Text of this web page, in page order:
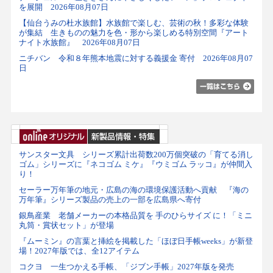
を展開 2026年08月07日
【仙台うみの杜水族館】水族館で楽しむ、芸術の秋！多彩な体験
が集結 生きものの魅力を色・形から楽しめる特別空間『アート
ナイト水族館』 2026年08月07日
ニチバン 令和８年熊本地震に対する義援金 寄付 2026年08月07
日
サンスター文具 シリーズ累計出荷数200万個突破の「育てる消し
ゴム」シリーズに『ネコゴム ミケ』『ウミゴム ラッコ』が仲間入
り！
セーラー万年筆の地元・広島の海の環境保護活動へ貢献 『海の
万年筆』シリーズ製品の売上の一部を広島県へ寄付
銀鳥産業 老舗メーカーの本格品質を 手のひらサイズ に！「ミニ
丸筒・賞状セット」が登場
『ムーミン』の言葉と挿絵を掲載した「ほぼ日手帳weeks」が新登
場！2027年版では、全12アイテム
コクヨ 一生つかえる手帳、「ジブン手帳」2027年版を発売